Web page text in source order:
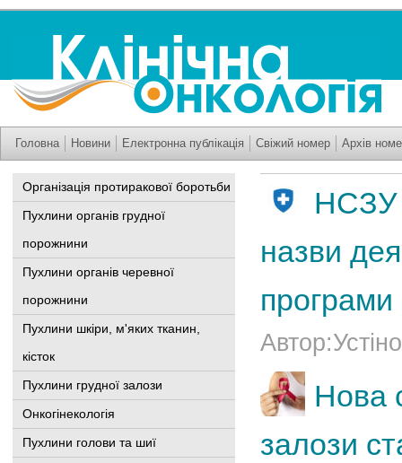
Головна Новини Електронна публікація Свіжий номер Архів
Організація протиракової боротьби
Пухлини органів грудної
порожнини
Пухлини органів черевної
порожнини
Пухлини шкіри, м'яких тканин,
кісток
Пухлини грудної залози
Онкогінекологія
Пухлини голови та шиї
НСЗУ
назви
програми
Нова
залози